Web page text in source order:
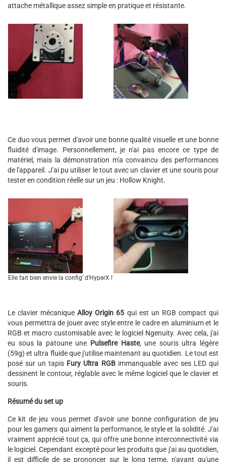
attache métallique assez simple en pratique et résistante.
Ce duo vous permet d'avoir une bonne qualité visuelle et une bonne
fluidité d'image. Personnellement, je n'ai pas encore ce type de
matériel, mais la démonstration m'a convaincu des performances
de l'appareil. J'ai pu utiliser le tout avec un clavier et une souris pour
tester en condition réelle sur un jeu : Hollow Knight.
Elle fait bien envie la config’ d’HyperX !
Le clavier mécaniqueAlloy Origin 65 qui est un RGB compact qui
vous permettra de jouer avec style entre le cadre en aluminium et le
RGB et macro customisable avec le logiciel Ngenuity. Avec cela, j'ai
eu sous la patoune une Pulsefire Haste, une souris ultra légère
(59g) et ultra fluide que j'utilise maintenant au quotidien. Le tout est
posé sur un tapis Fury Ultra RGB immanquable avec ses LED qui
dessinent le contour, réglable avec le même logiciel que le clavier et
souris.
Résumé du set up
Ce kit de jeu vous permet d'avoir une bonne configuration de jeu
pour les gamers qui aiment la performance, le style et la solidité. J'ai
vraiment apprécié tout ça, qui offre une bonne interconnectivité via
le logiciel. Cependant excepté pour les produits que j'ai au quotidien,
il est difficile de se prononcer sur le long terme, n'ayant qu'une